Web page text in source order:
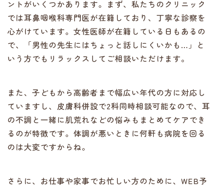
ントがいくつかあります。まず、私たちのクリニック
では耳鼻咽喉科専門医が在籍しており、丁寧な診察を
心がけています。女性医師が在籍している日もあるの
で、「男性の先生にはちょっと話しにくいかも…」と
いう方でもリラックスしてご相談いただけます。
また、子どもから高齢者まで幅広い年代の方に対応し
ていますし、皮膚科併設で2科同時相談可能なので、耳
の不調と一緒に肌荒れなどの悩みもまとめてケアでき
るのが特徴です。体調が悪いときに何軒も病院を回る
のは大変ですからね。
さらに、お仕事や家事でお忙しい方のために、WEB予